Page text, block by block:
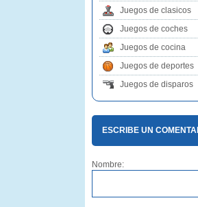
Juegos de clasicos
Juegos de coches
Juegos de cocina
Juegos de deportes
Juegos de disparos
ESCRIBE UN
Nombre: